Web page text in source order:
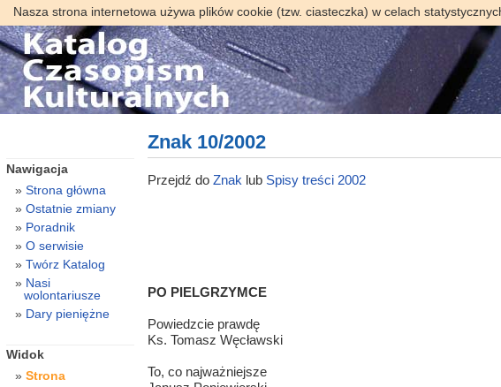
Nasza strona internetowa używa plików cookie (tzw. ciasteczka) w celach
Znak 10/2002
Przejdź do Znak lub Spisy treści 2002
PO PIELGRZYMCE
Powiedzcie prawdę
Ks. Tomasz Węcławski
To, co najważniejsze
Nawigacja
Strona główna
Ostatnie zmiany
Poradnik
O serwisie
Twórz Katalog
Nasi
wolontariusze
Dary pieniężne
Widok
Strona